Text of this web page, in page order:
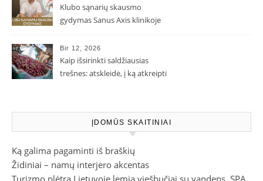
Klubo sąnarių skausmo
gydymas Sanus Axis klinikoje
Bir 12, 2026
Kaip išsirinkti saldžiausias
trešnes: atskleidė, į ką atkreipti
ĮDOMŪS SKAITINIAI
Ką galima pagaminti iš braškių
Židiniai – namų interjero akcentas
Turizmo plėtrą Lietuvoje lemia viešbučiai su vandens, SPA